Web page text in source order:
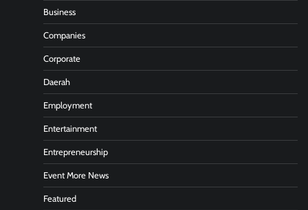
Business
Companies
Corporate
Daerah
Employment
Entertainment
Entrepreneurship
Event More News
Featured